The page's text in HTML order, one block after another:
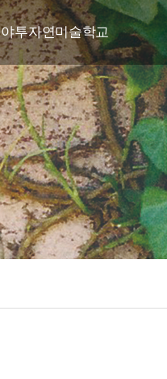
야투자연미술학교
교육/체험 프로그램
꿈다락 토요문화학교